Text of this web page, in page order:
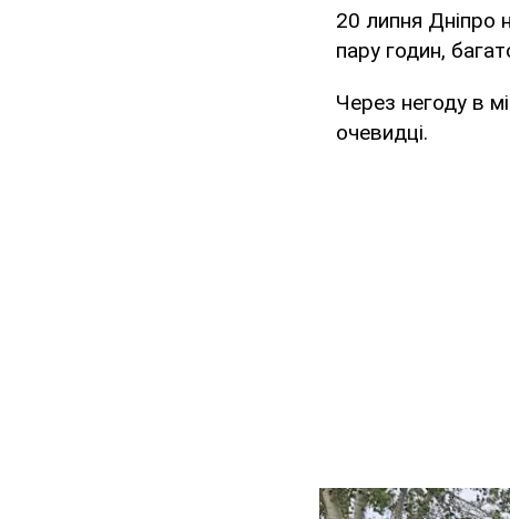
20 липня
пару годин,
Через негоду в
очевидці.